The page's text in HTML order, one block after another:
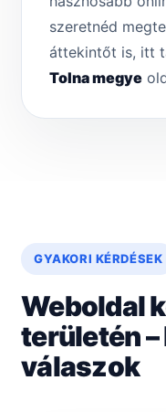
szeretnéd
áttekintőt is, itt
Tolna megye
GYAKORI KÉRDÉSEK
Weboldal
területén –
válaszok